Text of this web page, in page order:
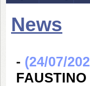
News
- (24/07/